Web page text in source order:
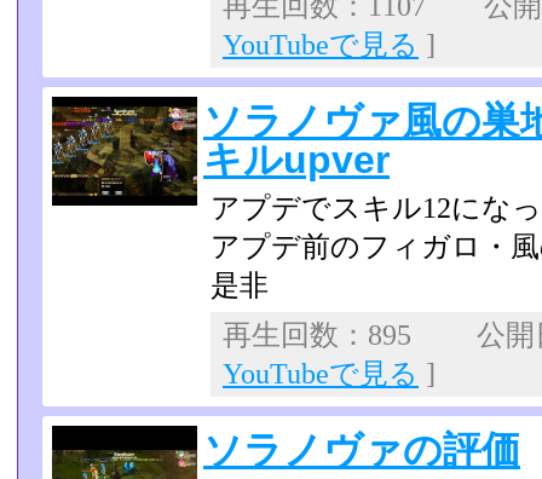
YouTubeで見る ]
ソラノヴァ風の
キルupver
アプデでスキル12にな
アプデ前のフィガロ・
是非
再生回数：895 公
YouTubeで見る ]
ソラノヴァの評価